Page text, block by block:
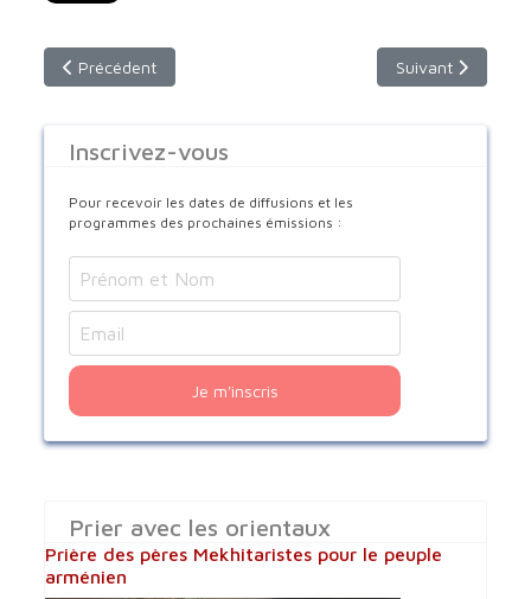
Article précédent : Emission du 25 décembre 2013
Précédent Article suivant :
Suivant
Inscrivez-vous
Pour recevoir les dates de diffusions et les
programmes des prochaines émissions :
Je m'inscris
Prier avec les orientaux
Prière des pères Mekhitaristes pour le peuple
arménien